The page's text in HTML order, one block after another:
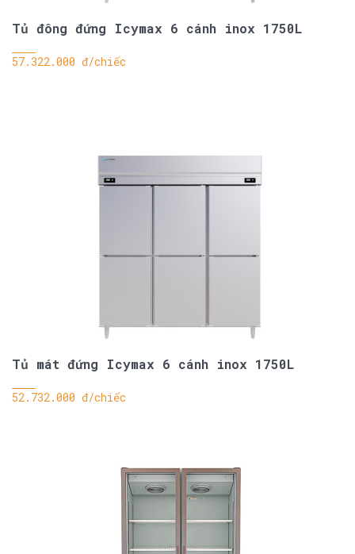
Tủ đông đứng Icymax 6 cánh inox 1750L
57.322.000 đ/chiếc
Tủ mát đứng Icymax 6 cánh inox 1750L
52.732.000 đ/chiếc